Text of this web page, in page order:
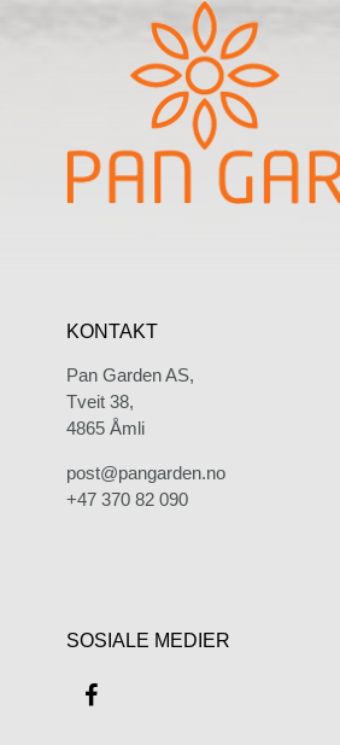
KONTAKT
Pan Garden AS,
Tveit 38,
4865 Åmli
post@pangarden.no
+47 370 82 090
SOSIALE MEDIER